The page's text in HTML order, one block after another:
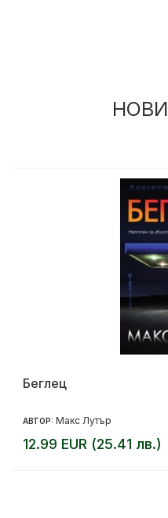
НОВИ
Беглец
АВТОР: Макс Лутър
12.99 EUR (25.41 лв.)